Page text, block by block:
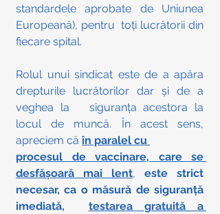
standardele aprobate de Uniunea
Europeană), pentru  toți lucrătorii din
fiecare spital.
Rolul unui sindicat este de a apăra
drepturile lucrătorilor dar și de a
veghea la   siguranța acestora la
locul de muncă. În acest sens,
apreciem că în paralel cu
procesul de vaccinare, care se
desfășoară mai lent, este strict
necesar, ca o măsură de siguranță
imediată, testarea gratuită a